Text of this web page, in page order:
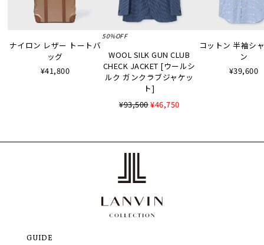
ナイロン レザー トートバ
ッグ
¥41,800
50%OFF
WOOL SILK GUN CLUB
CHECK JACKET [ウールシ
ルク ガンクラブジャケッ
ト]
¥93,500¥46,750
コットン 半袖シ
ン
¥39,600
GUIDE